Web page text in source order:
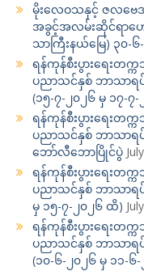
မိုးလေဝသနှင့် ဇလဗေ
အခွင့်အလမ်းဆိုင်ရာဟေ
သာကြီးနယ်မြေ) ၃၀-၆
ရန်ကုန်စီးပွားရေးတ
ပညာသင်နှစ် ဘာသာရ
(၁၅-၇-၂၀၂၆ မှ ၁၇-၇
ရန်ကုန်စီးပွားရေးတက္
ပညာသင်နှစ် ဘာသာရပ်
ဘော်လီဘောပြိုင်ပွဲ
ရန်ကုန်စီးပွားရေးတက္
ပညာသင်နှစ် ဘာသာရပ်
မှ ၁၅-၇-၂၀၂၆ ထိ)
ရန်ကုန်စီးပွားရေးတက္
ပညာသင်နှစ် ဘာသာရပ်
(၁၀-၆-၂၀၂၆ မှ ၁၁-၆